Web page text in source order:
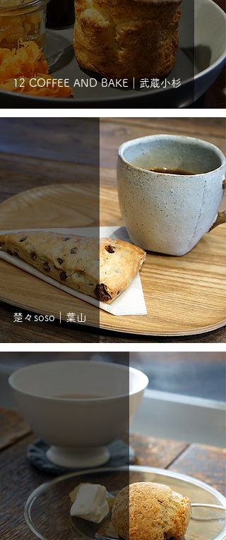
12 COFFEE AND BAKE｜武蔵小杉
楚々soso｜葉山